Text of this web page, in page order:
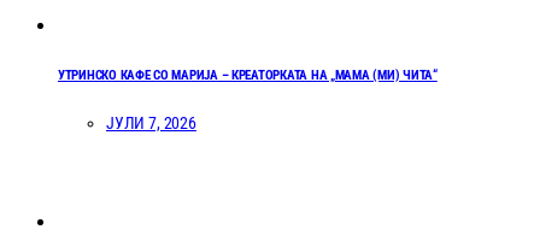
УТРИНСКО КАФЕ СО МАРИЈА – КРЕАТОРКАТА НА „МАМА (МИ) ЧИТА“
ЈУЛИ 7, 2026